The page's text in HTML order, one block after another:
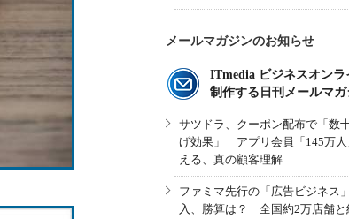
メールマガジンのお知らせ
ITmedia ビジネスオンラ
制作する日刊メールマ
サツドラ、クーポン配布で「数
げ効果」 アプリ会員「145万人
える、真の顧客理解
ファミマ先行の「広告ビジネス
入、勝算は？ 全国約2万店舗と